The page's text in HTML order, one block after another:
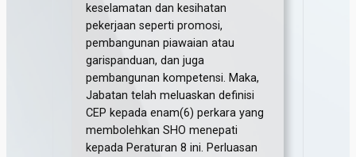
keselamatan dan kesihatan
pekerjaan seperti promosi,
pembangunan piawaian atau
garispanduan, dan juga
pembangunan kompetensi. Maka,
Jabatan telah meluaskan definisi
CEP kepada enam(6) perkara yang
membolehkan SHO menepati
kepada Peraturan 8 ini. Perluasan